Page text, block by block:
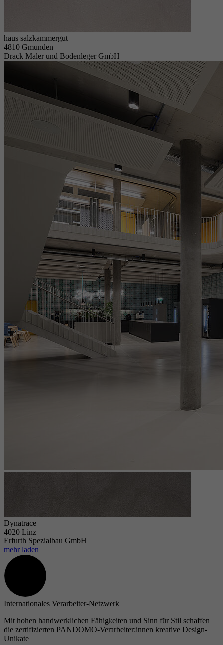
haus salzkammergut
4810 Gmunden
Drack Maler und Bodenleger GmbH
Dynatrace
4020 Linz
Erfurth Spezialbau GmbH
mehr laden
Internationales Verarbeiter-Netzwerk
Mit hohen handwerklichen Fähigkeiten und Sinn für Stil schaffen
die zertifizierten PANDOMO-Verarbeiter:innen kreative Design-
Unikate